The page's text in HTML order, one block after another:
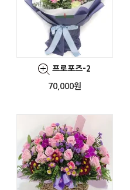
프로포즈-2
70,000원